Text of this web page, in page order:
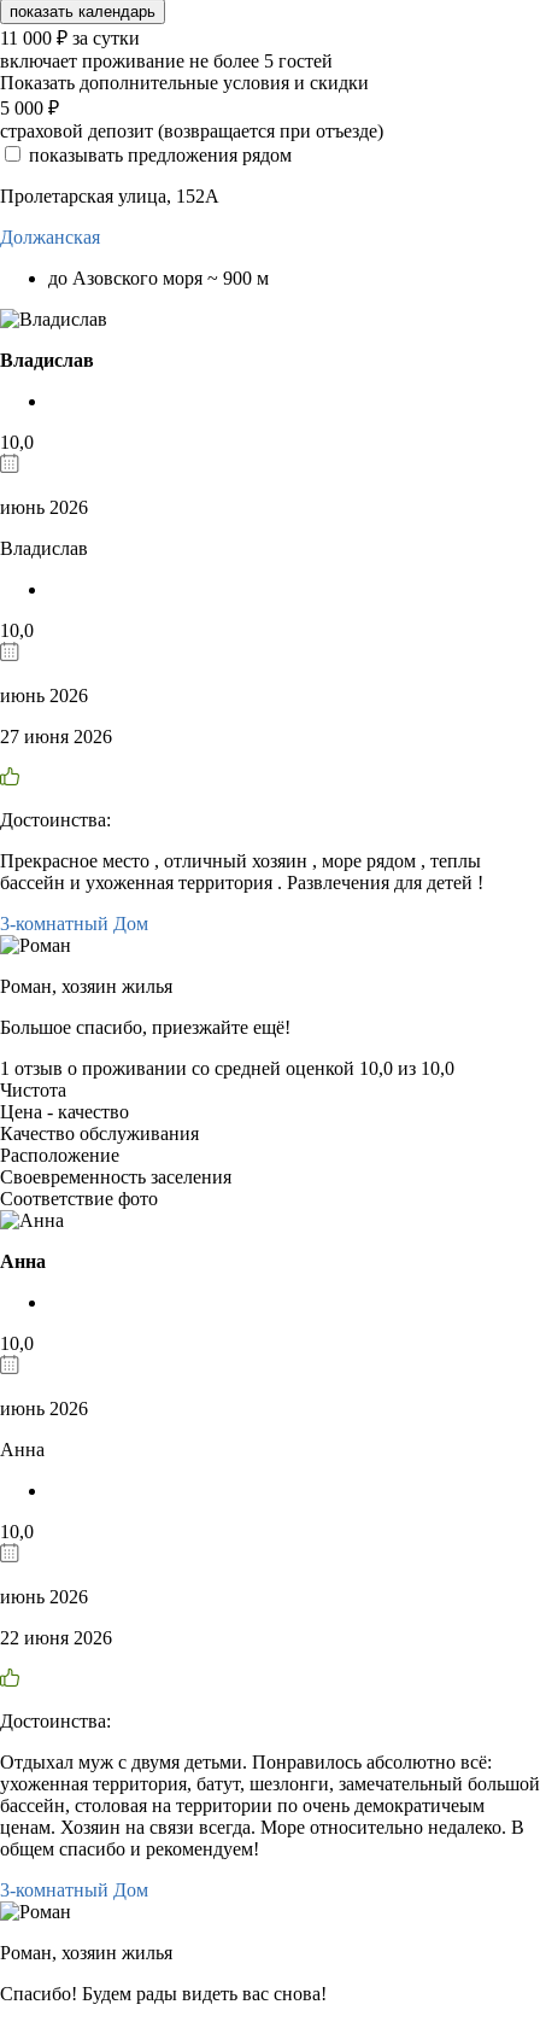
показать календарь
11 000 ₽ за сутки
включает проживание не более 5 гостей
Показать дополнительные условия и скидки
5 000 ₽
страховой депозит (возвращается при отъезде)
показывать предложения рядом
Пролетарская улица, 152А
Должанская
до Азовского моря ~ 900 м
Владислав
10,0
июнь 2026
Владислав
10,0
июнь 2026
27 июня 2026
Достоинства:
Прекрасное место , отличный хозяин , море рядом , теплы
бассейн и ухоженная территория . Развлечения для детей !
3-комнатный Дом
Роман, хозяин жилья
Большое спасибо, приезжайте ещё!
1 отзыв о проживании со средней оценкой 10,0 из 10,0
Чистота
Цена - качество
Качество обслуживания
Расположение
Своевременность заселения
Соответствие фото
Анна
10,0
июнь 2026
Анна
10,0
июнь 2026
22 июня 2026
Достоинства:
Отдыхал муж с двумя детьми. Понравилось абсолютно всё:
ухоженная территория, батут, шезлонги, замечательный большой
бассейн, столовая на территории по очень демократичеым
ценам. Хозяин на связи всегда. Море относительно недалеко. В
общем спасибо и рекомендуем!
3-комнатный Дом
Роман, хозяин жилья
Спасибо! Будем рады видеть вас снова!